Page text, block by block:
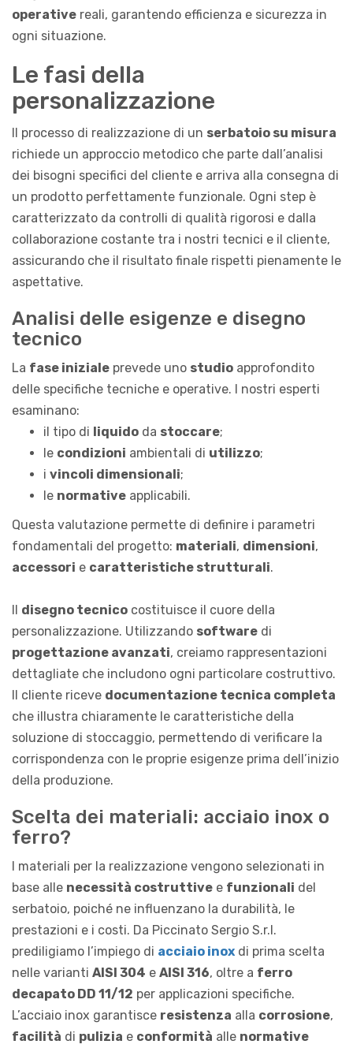
operative reali, garantendo efficienza e sicurezza in
ogni situazione.
Le fasi della
personalizzazione
Il processo di realizzazione di un serbatoio su misura
richiede un approccio metodico che parte dall’analisi
dei bisogni specifici del cliente e arriva alla consegna di
un prodotto perfettamente funzionale. Ogni step è
caratterizzato da controlli di qualità rigorosi e dalla
collaborazione costante tra i nostri tecnici e il cliente,
assicurando che il risultato finale rispetti pienamente le
aspettative.
Analisi delle esigenze e disegno
tecnico
La fase iniziale prevede uno studio approfondito
delle specifiche tecniche e operative. I nostri esperti
esaminano:
il tipo di liquido da stoccare;
le condizioni ambientali di utilizzo;
i vincoli dimensionali;
le normative applicabili.
Questa valutazione permette di definire i parametri
fondamentali del progetto: materiali, dimensioni,
accessori e caratteristiche strutturali.
Il disegno tecnico costituisce il cuore della
personalizzazione. Utilizzando software di
progettazione avanzati, creiamo rappresentazioni
dettagliate che includono ogni particolare costruttivo.
Il cliente riceve documentazione tecnica completa
che illustra chiaramente le caratteristiche della
soluzione di stoccaggio, permettendo di verificare la
corrispondenza con le proprie esigenze prima dell’inizio
della produzione.
Scelta dei materiali: acciaio inox o
ferro?
I materiali per la realizzazione vengono selezionati in
base alle necessità costruttive e funzionali del
serbatoio, poiché ne influenzano la durabilità, le
prestazioni e i costi. Da Piccinato Sergio S.r.l.
prediligiamo l’impiego di acciaio inox di prima scelta
nelle varianti AISI 304 e AISI 316, oltre a ferro
decapato DD 11/12 per applicazioni specifiche.
L’acciaio inox garantisce resistenza alla corrosione,
facilità di pulizia e conformità alle normative